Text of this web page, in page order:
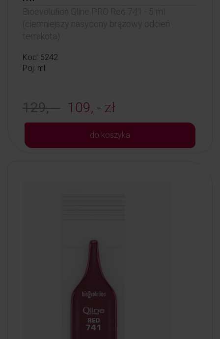
Bioevolution Qline PRO Red 741 - 5 ml
(ciemniejszy nasycony brązowy odcień
terrakota)
Kod: 6242
Poj: ml
129, - 109, - zł
do koszyka